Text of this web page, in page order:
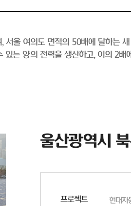
울 여의도 면적의 50배에 달하는
는 양의 전력을 생산하고, 이의 2배
울산광역시
프로젝트
현대자